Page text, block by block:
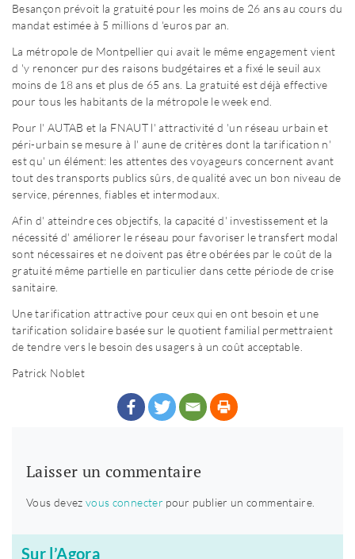
Besançon prévoit la gratuité pour les moins de 26 ans au cours du
mandat estimée à 5 millions d 'euros par an.
La métropole de Montpellier qui avait le même engagement vient
d 'y renoncer pur des raisons budgétaires et a fixé le seuil aux
moins de 18 ans et plus de 65 ans. La gratuité est déjà effective
pour tous les habitants de la métropole le week end.
Pour l' AUTAB et la FNAUT l' attractivité d 'un réseau urbain et
péri-urbain se mesure à l' aune de critères dont la tarification n'
est qu' un élément: les attentes des voyageurs concernent avant
tout des transports publics sûrs, de qualité avec un bon niveau de
service, pérennes, fiables et intermodaux.
Afin d' atteindre ces objectifs, la capacité d' investissement et la
nécessité d' améliorer le réseau pour favoriser le transfert modal
sont nécessaires et ne doivent pas être obérées par le coût de la
gratuité même partielle en particulier dans cette période de crise
sanitaire.
Une tarification attractive pour ceux qui en ont besoin et une
tarification solidaire basée sur le quotient familial permettraient
de tendre vers le besoin des usagers à un coût acceptable.
Patrick Noblet
Laisser un commentaire
Vous devez vous connecter pour publier un commentaire.
Sur l’Agora